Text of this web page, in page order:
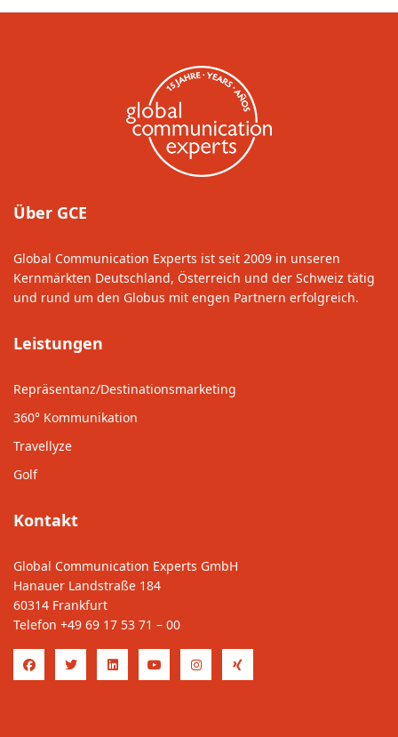
Über GCE
Global Communication Experts ist seit 2009 in unseren
Kernmärkten Deutschland, Österreich und der Schweiz tätig
und rund um den Globus mit engen Partnern erfolgreich.
Leistungen
Repräsentanz/Destinationsmarketing
360° Kommunikation
Travellyze
Golf
Kontakt
Global Communication Experts GmbH
Hanauer Landstraße 184
60314 Frankfurt
Telefon +49 69 17 53 71 – 00